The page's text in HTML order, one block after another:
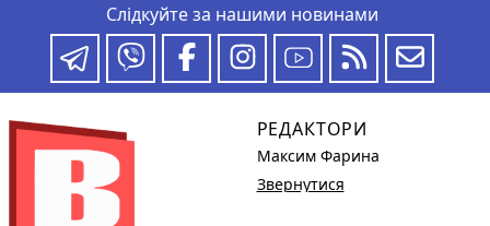
Слідкуйте за нашими новинами
РЕДАКТОРИ
Максим Фарина
Звернутися